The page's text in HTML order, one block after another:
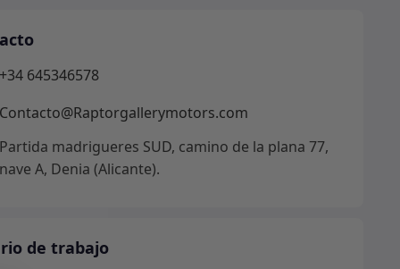
+34 645346578
Contacto@Raptorgallerymotors.com
Partida madrigueres SUD, camino de la plana 77,
nave A, Denia (Alicante).
de trabajo